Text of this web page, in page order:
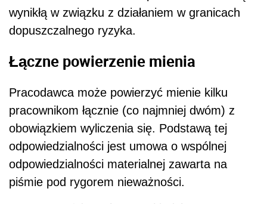
wynikłą w związku z działaniem w granicach
dopuszczalnego ryzyka.
Łączne powierzenie mienia
Pracodawca może powierzyć mienie kilku
pracownikom łącznie (co najmniej dwóm) z
obowiązkiem wyliczenia się. Podstawą tej
odpowiedzialności jest umowa o wspólnej
odpowiedzialności materialnej zawarta na
piśmie pod rygorem nieważności.